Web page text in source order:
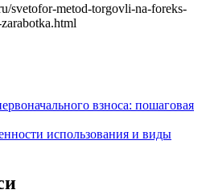
svetofor-metod-torgovli-na-foreks-
взноса: пошаговая
использования и виды